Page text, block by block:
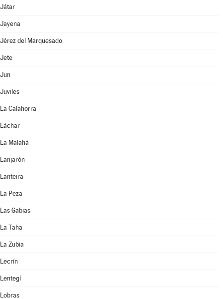
Játar
Jayena
Jérez del Marquesado
Jete
Jun
Juviles
La Calahorra
Láchar
La Malahá
Lanjarón
Lanteira
La Peza
Las Gabias
La Taha
La Zubia
Lecrín
Lentegí
Lobras